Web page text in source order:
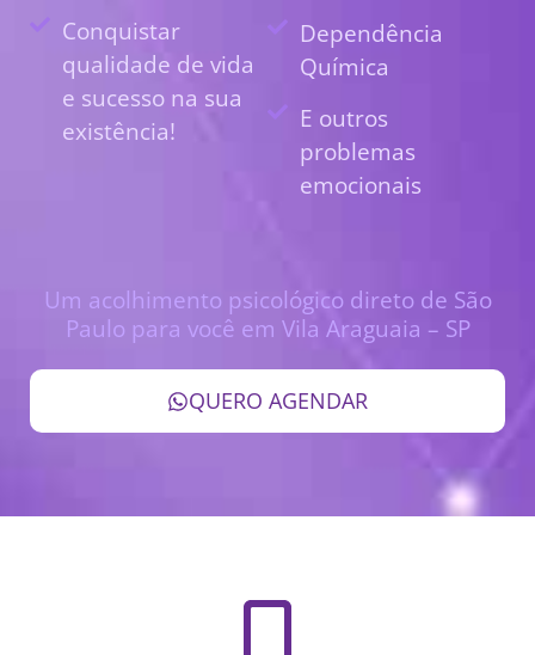
Conquistar
qualidade de vida
e sucesso na sua
existência!
Dependência
Química
E outros
problemas
emocionais
Um acolhimento psicológico direto de São
Paulo para você em Vila Araguaia – SP
QUERO AGENDAR